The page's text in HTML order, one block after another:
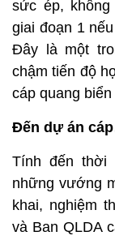
sức ép,
giai đoạn 1
Đây là một
chậm tiến độ
cáp quang
Đến dự án
Tính đến thời
những vướng
khai, nghiệm
và Ban QLDA